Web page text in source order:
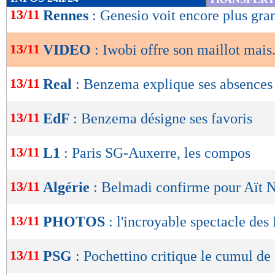
de
OK
13/11 Rennes : Genesio voit encore plus
13/11 VIDEO : Iwobi offre son maillot
13/11 Real : Benzema explique ses absences
13/11 EdF : Benzema désigne ses favoris
13/11 L1 : Paris SG-Auxerre, les compos
13/11 Algérie : Belmadi confirme pour Aït
13/11 PHOTOS : l'incroyable spectacle des
13/11 PSG : Pochettino critique le cumul de